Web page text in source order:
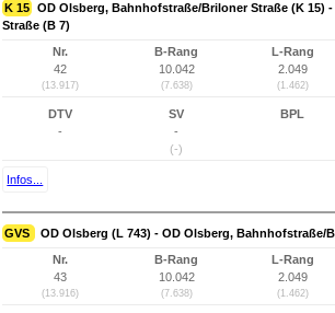
K 15 OD Olsberg, Bahnhofstraße/Briloner Straße (K 15)
Straße (B 7)
Nr.
42
(13.917)
B-Rang
10.042
(7.638)
L-Rang
2.049
(1.462)
DTV
-
SV
-
(-)
BPL
Infos...
GVS OD Olsberg (L 743) - OD Olsberg, Bahnhofstraße/
Nr.
43
(13.916)
B-Rang
10.042
(7.638)
L-Rang
2.049
(1.462)